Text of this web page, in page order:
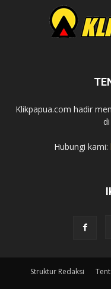
Klikpapua.com hadir
Hubungi kami:
Struktur Redaksi